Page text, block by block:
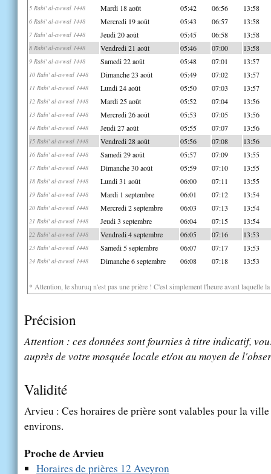
5 Rabi' al-awwal 1448 Mardi 18 août 05:42 06:56 13:58
6 Rabi' al-awwal 1448 Mercredi 19 août 05:43 06:57 13:58
7 Rabi' al-awwal 1448 Jeudi 20 août 05:45 06:58 13:58
8 Rabi' al-awwal 1448 Vendredi 21 août 05:46 07:00 13:58
9 Rabi' al-awwal 1448 Samedi 22 août 05:48 07:01 13:57
10 Rabi' al-awwal 1448 Dimanche 23 août 05:49 07:02 13:57
11 Rabi' al-awwal 1448 Lundi 24 août 05:50 07:03 13:57
12 Rabi' al-awwal 1448 Mardi 25 août 05:52 07:04 13:56
13 Rabi' al-awwal 1448 Mercredi 26 août 05:53 07:05 13:56
14 Rabi' al-awwal 1448 Jeudi 27 août 05:55 07:07 13:56
15 Rabi' al-awwal 1448 Vendredi 28 août 05:56 07:08 13:56
16 Rabi' al-awwal 1448 Samedi 29 août 05:57 07:09 13:55
17 Rabi' al-awwal 1448 Dimanche 30 août 05:59 07:10 13:55
18 Rabi' al-awwal 1448 Lundi 31 août 06:00 07:11 13:55
19 Rabi' al-awwal 1448 Mardi 1 septembre 06:01 07:12 13:54
20 Rabi' al-awwal 1448 Mercredi 2 septembre 06:03 07:13 13:54
21 Rabi' al-awwal 1448 Jeudi 3 septembre 06:04 07:15 13:54
22 Rabi' al-awwal 1448 Vendredi 4 septembre 06:05 07:16 13:53
23 Rabi' al-awwal 1448 Samedi 5 septembre 06:07 07:17 13:53
24 Rabi' al-awwal 1448 Dimanche 6 septembre 06:08 07:18 13:53
* Attention, le shuruq n'est pas une prière ! C'est simplement l'heure avant laquelle
Précision
Attention : ces données sont fournies à titre indicatif,
auprès de votre mosquée locale et/ou au moyen de
Validité
Arvieu : Ces horaires de prière sont valables pour la
environs.
Proche de Arvieu
Horaires de prières 12 Aveyron